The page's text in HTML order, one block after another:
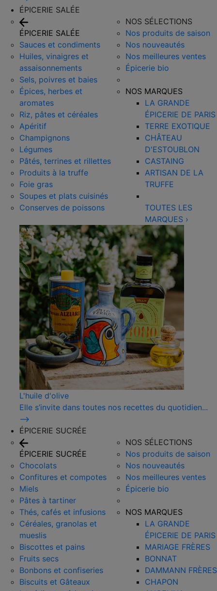
ÉPICERIE SALÉE
ÉPICERIE SALÉE
Sauces et condiments
Huiles, vinaigres et
assaisonnements
Sels, poivres et baies
Épices, herbes et
aromates
Riz, pâtes et céréales
Apéritif
Champignons
Légumes
Pâtés, terrines et rillettes
Produits à la truffe
Foie gras
Soupes et plats cuisinés
Conserves de poissons
NOS SÉLECTIONS
Nos produits de saison
Nos nouveautés
Nos meilleures ventes
Épicerie bio
NOS MARQUES
LA GRANDE
ÉPICERIE DE PARIS
TERRE EXOTIQUE
CHÂTEAU
D'ESTOUBLON
CASTAING
ARTISAN DE LA
TRUFFE
TOUTES LES
MARQUES ›
L'huile d'olive
Elle s’invite dans toutes nos recettes du quotidien...
⟶
ÉPICERIE SUCRÉE
ÉPICERIE SUCRÉE
Chocolats
Confitures et compotes
Miels
Pâtes à tartiner
Thés, cafés et infusions
Céréales, granolas et
mueslis
Biscottes et pains
Fruits secs
Bonbons et confiseries
Biscuits et Gâteaux
NOS SÉLECTIONS
Nos produits de saison
Nos nouveautés
Nos meilleures ventes
Épicerie bio
NOS MARQUES
LA GRANDE
ÉPICERIE DE PARIS
MARIAGE FRÈRES
BONNAT
DAMMANN FRÈRES
CHAPON